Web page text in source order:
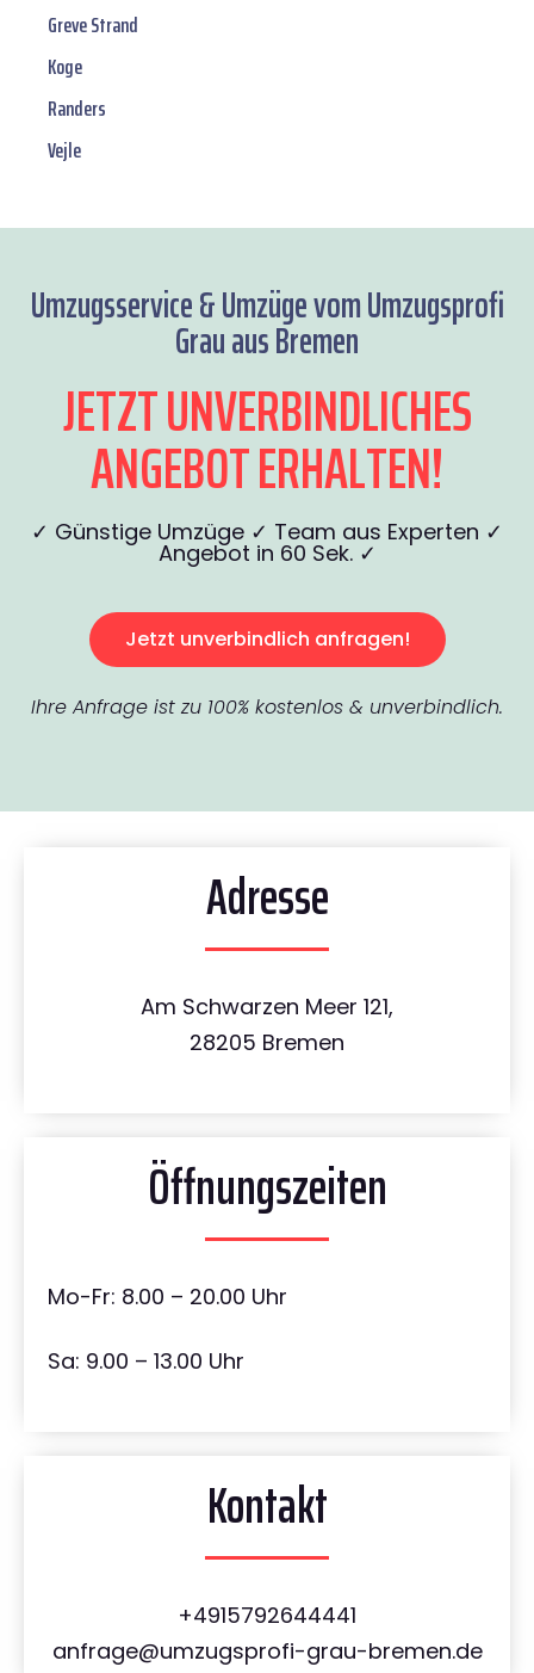
Greve Strand
Koge
Randers
Vejle
Umzugsservice & Umzüge vom Umzugsprofi
Grau aus Bremen
JETZT UNVERBINDLICHES
ANGEBOT ERHALTEN!
✓ Günstige Umzüge ✓ Team aus Experten ✓
Angebot in 60 Sek. ✓
Jetzt unverbindlich anfragen!
Ihre Anfrage ist zu 100% kostenlos & unverbindlich.
Adresse
Am Schwarzen Meer 121,
28205 Bremen
Öffnungszeiten
Mo-Fr: 8.00 – 20.00 Uhr
Sa: 9.00 – 13.00 Uhr
Kontakt
+4915792644441
anfrage@umzugsprofi-grau-bremen.de